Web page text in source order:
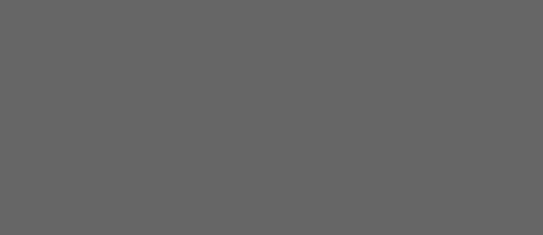
poprzednie niezrealizowane zamówienie.